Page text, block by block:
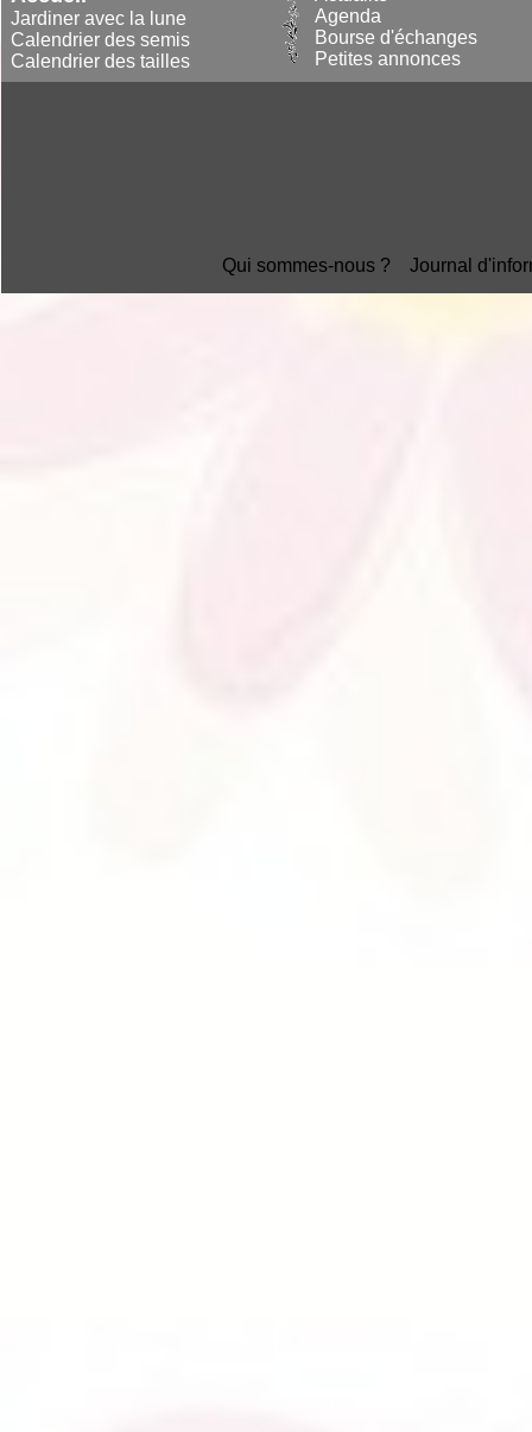
Jardiner avec la lune
Calendrier des semis
Calendrier des tailles
Agenda
Bourse d'échanges
Petites annonces
Qui sommes-nous ? Journal